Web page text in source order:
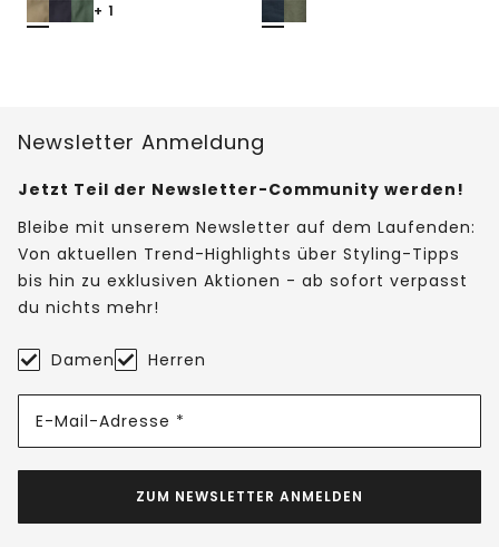
+ 1
Newsletter Anmeldung
Jetzt Teil der Newsletter-Community werden!
Bleibe mit unserem Newsletter auf dem Laufenden:
Von aktuellen Trend-Highlights über Styling-Tipps
bis hin zu exklusiven Aktionen - ab sofort verpasst
du nichts mehr!
Damen Herren
E-Mail-Adresse *
ZUM NEWSLETTER ANMELDEN